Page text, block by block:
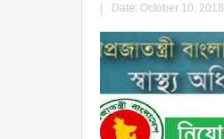
Date: October 10, 2018